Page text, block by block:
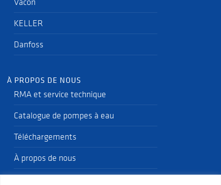
KELLER
Danfoss
À PROPOS DE NOUS
RMA et service technique
Catalogue de pompes à eau
Téléchargements
À propos de nous